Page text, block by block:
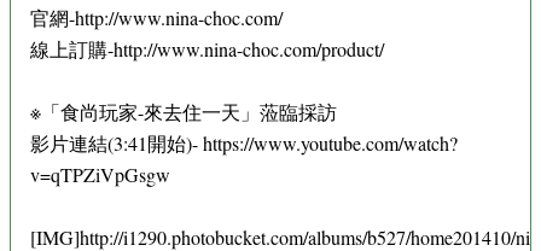
官網-http://www.nina-choc.com/
線上訂購-http://www.nina-choc.com/product/
※「食尚玩家-來去住一天」蒞臨採訪
影片連結(3:41開始)- https://www.youtube.com/watch?
v=qTPZiVpGsgw
[IMG]http://i1290.photobucket.com/albums/b527/home201410/